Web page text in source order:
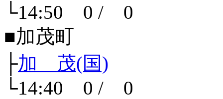
└14:50 0 / 0
■加茂町
├加 茂(国)
└14:40 0 / 0